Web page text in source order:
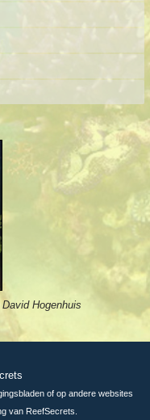
Hogenhuis
of op andere websites
van ReefSecrets.